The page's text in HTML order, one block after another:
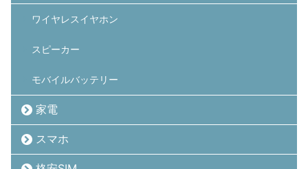
ワイヤレスイヤホン
スピーカー
モバイルバッテリー
家電
スマホ